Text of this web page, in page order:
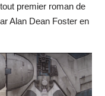
premier roman de
Alan Dean Foster en